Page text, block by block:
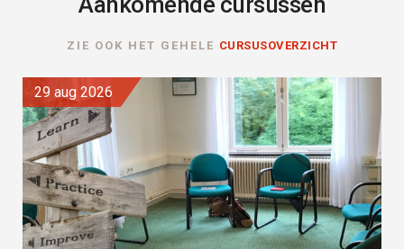
ZIE OOK HET GEHELE CURSUSOVERZICHT
29 aug 2026